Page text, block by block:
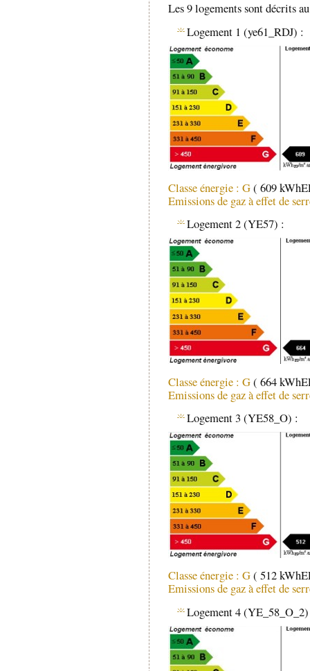
Les 9 logements sont décrits
Logement 1 (ye61_RDJ) :
Classe énergie : G( 609
Emissions de gaz à effet de
Logement 2 (YE57) :
Classe énergie : G( 664
Emissions de gaz à effet de
Logement 3 (YE58_O) :
Classe énergie : G( 512
Emissions de gaz à effet de
Logement 4